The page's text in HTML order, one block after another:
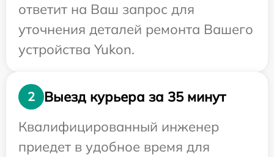
ответит на Ваш запрос для
уточнения деталей ремонта Вашего
устройства Yukon.
2
Выезд курьера за 35 минут
Квалифицированный инженер
приедет в удобное время для